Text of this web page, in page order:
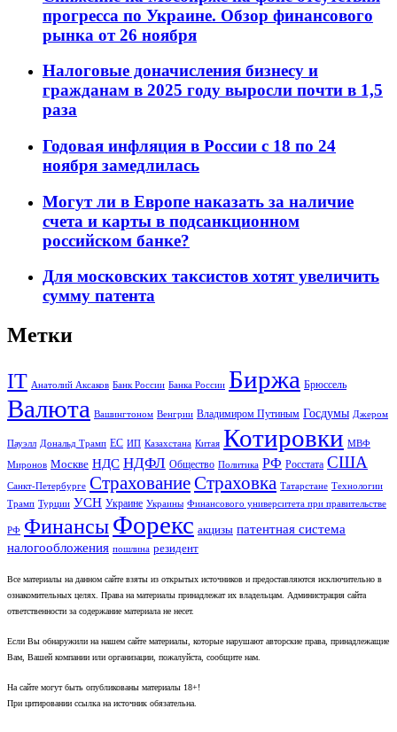
прогресса по Украине. Обзор финансового
рынка от 26 ноября
Налоговые доначисления бизнесу и
гражданам в 2025 году выросли почти в 1,5
раза
Годовая инфляция в России с 18 по 24
ноября замедлилась
Могут ли в Европе наказать за наличие
счета и карты в подсанкционном
российском банке?
Для московских таксистов хотят увеличить
сумму патента
Метки
IT Анатолий Аксаков Банк России Банка России Биржа Брюссель
Валюта Вашингтоном Венгрии Владимиром Путиным Госдумы Джером
Пауэлл Дональд Трамп ЕС ИП Казахстана Китая Котировки МВФ
Миронов Москве НДС НДФЛ Общество Политика РФ Росстата США
Санкт-Петербурге СтрахованиеСтраховка Татарстане Технологии
Трамп Турции УСН Украине Украины Финансового университета при правительстве
РФ ФинансыФорекс акцизы патентная система
налогообложения пошлина резидент
Все материалы на данном сайте взяты из открытых источников и предоставляются исключительно в
ознакомительных целях. Права на материалы принадлежат их владельцам. Администрация сайта
ответственности за содержание материала не несет.
Если Вы обнаружили на нашем сайте материалы, которые нарушают авторские права, принадлежащие
Вам, Вашей компании или организации, пожалуйста, сообщите нам.
На сайте могут быть опубликованы материалы 18+!
При цитировании ссылка на источник обязательна.